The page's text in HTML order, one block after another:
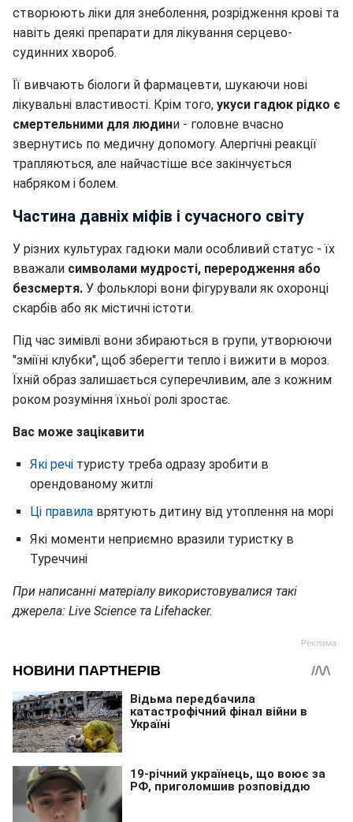
створюють ліки для знеболення, розрідження крові та
навіть деякі препарати для лікування серцево-
судинних хвороб.
Її вивчають біологи й фармацевти, шукаючи нові
лікувальні властивості. Крім того, укуси гадюк рідко є
смертельними для людини - головне вчасно
звернутись по медичну допомогу. Алергічні реакції
трапляються, але найчастіше все закінчується
набряком і болем.
Частина давніх міфів і сучасного світу
У різних культурах гадюки мали особливий статус - їх
вважали символами мудрості, переродження або
безсмертя. У фольклорі вони фігурували як охоронці
скарбів або як містичні істоти.
Під час зимівлі вони збираються в групи, утворюючи
"зміїні клубки", щоб зберегти тепло і вижити в мороз.
Їхній образ залишається суперечливим, але з кожним
роком розуміння їхньої ролі зростає.
Вас може зацікавити
Які речі туристу треба одразу зробити в
орендованому житлі
Ці правила врятують дитину від утоплення на морі
Які моменти неприємно вразили туристку в
Туреччині
При написанні матеріалу використовувалися такі
джерела: Live Science та Lifehacker.